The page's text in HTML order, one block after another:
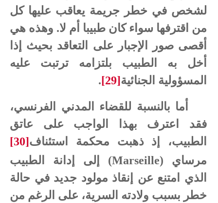
لشخص في خطر جريمة يعاقب عليها كل
من اقترفها سواء كان طبيبا أم لا. وهذه هي
أقصى صور الإجبار على التعاقد بحيث إذا
أخل به الطبيب بلتزامه ترتبت عليه
المسؤولية الجنائية[29]
.
أما بالنسبة للقضاء المدني الفرنسي،
فقد اعترف بهذا الواجب على عاتق
الطبيب، إذ ذهبت محكمة استئناف[30]
مرساي (Marseille)
إلى إدانة الطبيب
الذي امتنع عن إنقاذ مولود جديد في حالة
خطر بسبب ولادته السرية، على الرغم من